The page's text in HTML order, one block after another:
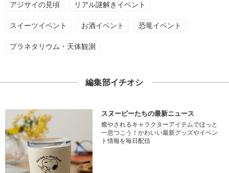
アジサイの見頃 リアル謎解きイベント
スイーツイベント お酒イベント 恐竜イベント
プラネタリウム・天体観測
編集部イチオシ
スヌーピーたちの最新ニュース
癒やされるキャラクターアイテムでほっと
一息つこう！かわいい最新グッズやイベン
ト情報を毎日配信